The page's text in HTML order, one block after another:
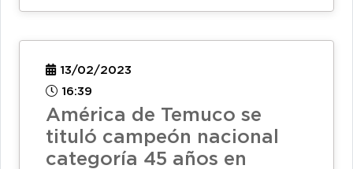
13/02/2023
16:39
América de Temuco se
tituló campeón nacional
categoría 45 años en